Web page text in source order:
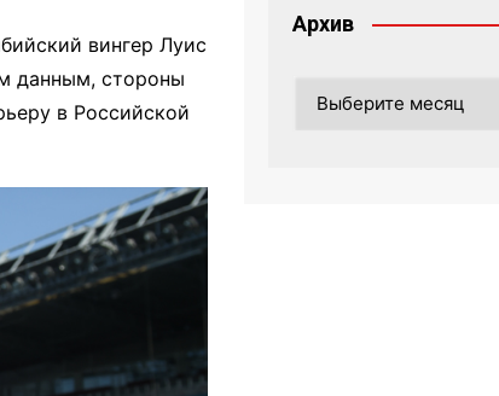
вингер Луис
данным, стороны
в Российской
Архив